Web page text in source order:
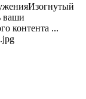
ваши
контента ...